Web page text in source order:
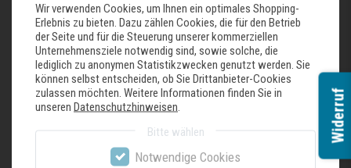
Auch in der Tiefe von 37 erhältlich!
flacher, geradliniger Boden
hygienisch und praktisch
hochwertiger Edelstahl 18/10
dank des 1 mm flachen Rands perfekt für den Einbau sowie für Unterbau und
Aufbau geeignet
inklusive Edelstahl-Siebkorb und Easyclean-Überlauf
Wir verwenden Cookies, um Ihnen ein optimales Shopping-
Erlebnis zu bieten. Dazu zählen Cookies, die für den Betrieb
der Seite und für die Steuerung unserer kommerziellen
Unternehmensziele notwendig sind, sowie solche, die
lediglich zu anonymen Statistikzwecken genutzt werden. Sie
können selbst entscheiden, ob Sie Drittanbieter-Cookies
zulassen möchten. Weitere Informationen finden Sie in
unseren Datenschutzhinweisen
Bitte wählen
Notwendige Cookies
Widerruf